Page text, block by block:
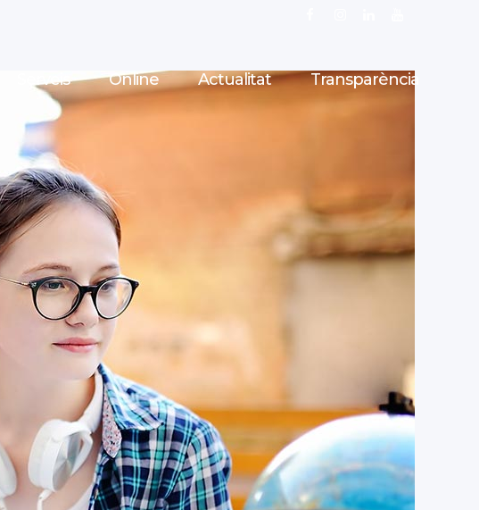
Serveis Online Actualitat Transparència